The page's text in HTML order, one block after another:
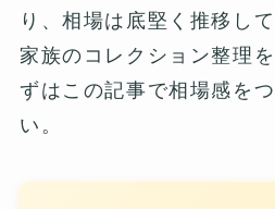
り、相場は底堅く推移し
家族のコレクション整理
ずはこの記事で相場感を
い。